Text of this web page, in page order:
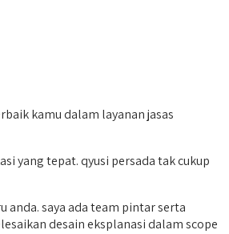
kamu dalam layanan jasas
yang tepat. qyusi persada tak cukup
anda. saya ada team pintar serta
desain eksplanasi dalam scope